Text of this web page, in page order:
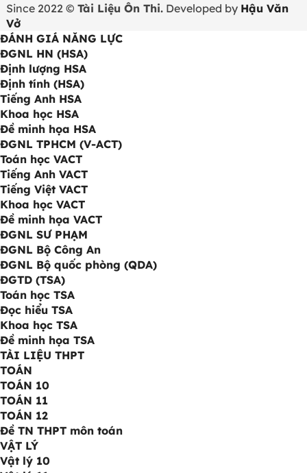
Since 2022 © Tài Liệu Ôn Thi.Developed by Hậu Văn
Vở
ĐÁNH GIÁ NĂNG LỰC
ĐGNL HN (HSA)
Định lượng HSA
Định tính (HSA)
Tiếng Anh HSA
Khoa học HSA
Đề minh họa HSA
ĐGNL TPHCM (V-ACT)
Toán học VACT
Tiếng Anh VACT
Tiếng Việt VACT
Khoa học VACT
Đề minh họa VACT
ĐGNL SƯ PHẠM
ĐGNL Bộ Công An
ĐGNL Bộ quốc phòng (QDA)
ĐGTD (TSA)
Toán học TSA
Đọc hiểu TSA
Khoa học TSA
Đề minh họa TSA
TÀI LIỆU THPT
TOÁN
TOÁN 10
TOÁN 11
TOÁN 12
Đề TN THPT môn toán
VẬT LÝ
Vật lý 10